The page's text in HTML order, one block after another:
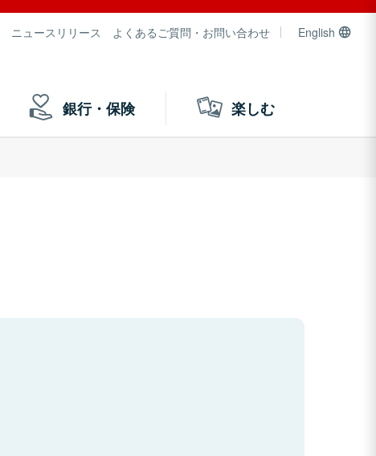
ニュースリリース よくあるご質問・お問い合わせ English
銀行・保険 楽しむ